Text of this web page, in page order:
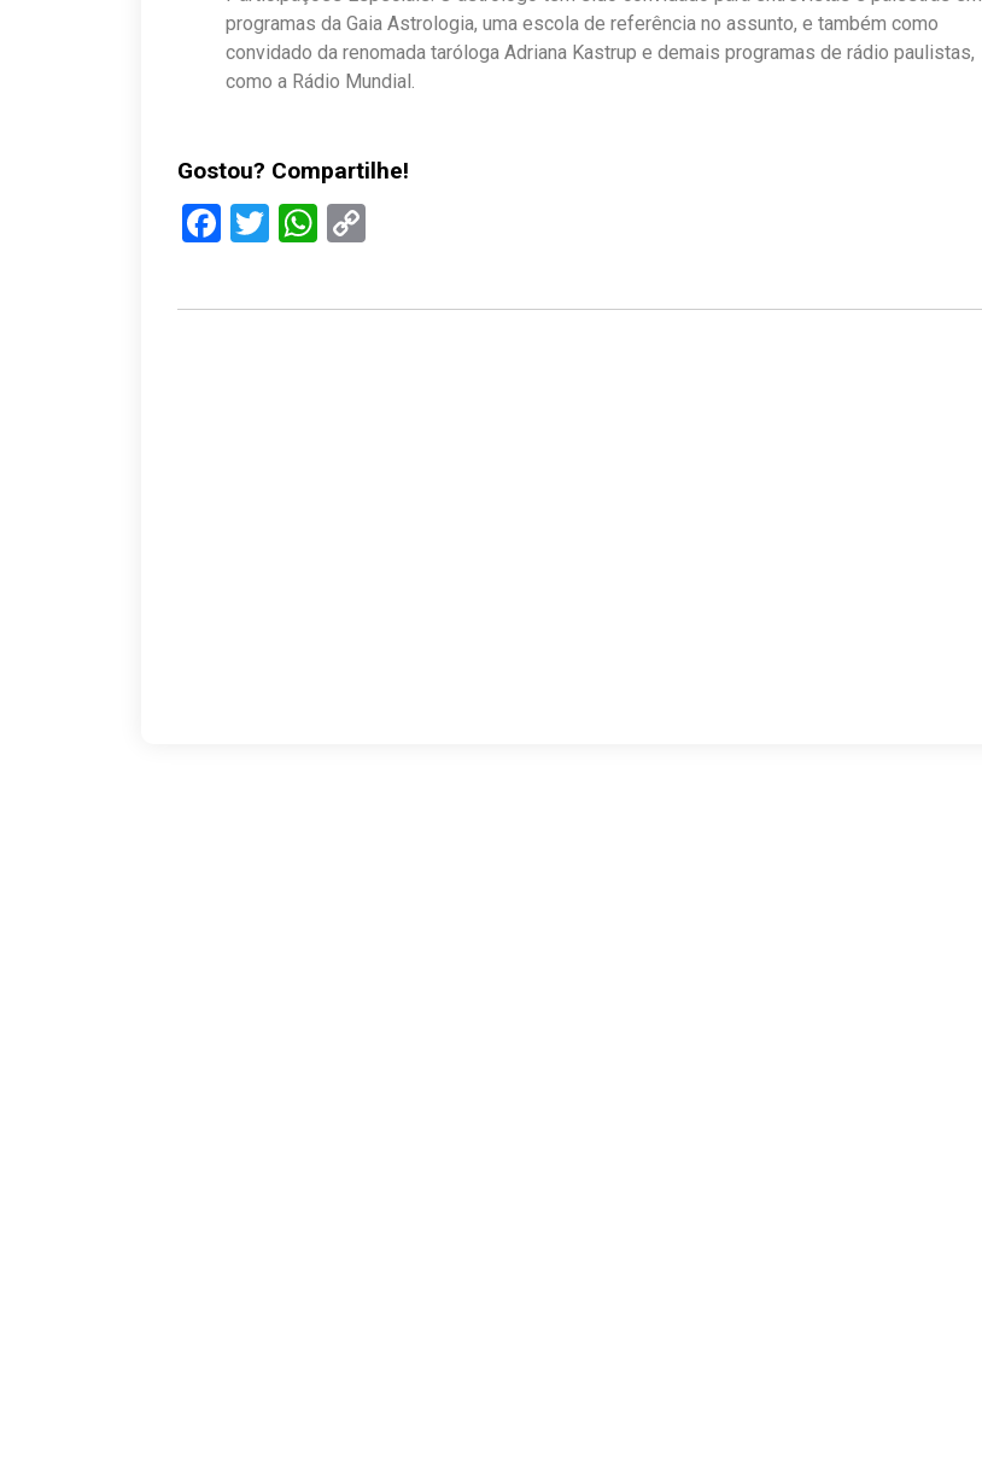
programas da Gaia Astrologia, uma escola de referência no assunto, e também como
convidado da renomada taróloga Adriana Kastrup e demais programas de rádio paulistas,
como a Rádio Mundial.
Gostou? Compartilhe!
Facebook
TwitterWhatsApp